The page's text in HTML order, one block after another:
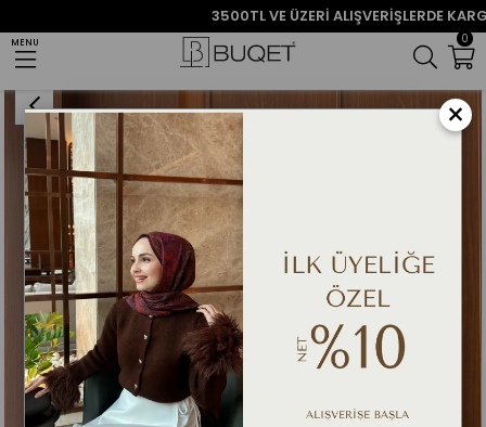
3500TL VE ÜZERİ ALIŞVERİŞLERDE KARGO
0
MENU
Anasayfa Gömlek Gül Aksesuar Detay Gömlek - KAHVE
×